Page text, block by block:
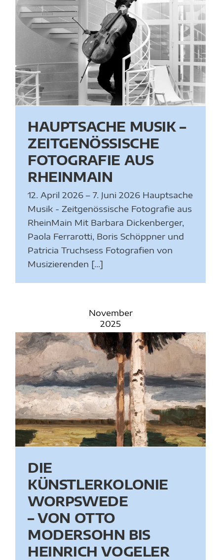
HAUPTSACHE MUSIK –
ZEITGENÖSSISCHE
FOTOGRAFIE AUS
RHEINMAIN
12. April 2026 – 7. Juni 2026 Hauptsache
Musik - Zeitgenössische Fotografie aus
RheinMain Mit Barbara Dickenberger,
Paola Ferrarotti, Boris Schöppner und
Patricia Truchsess Fotografien von
Musizierenden [...]
November
2025
DIE
KÜNSTLERKOLONIE
WORPSWEDE
– VON OTTO
MODERSOHN BIS
HEINRICH VOGELER